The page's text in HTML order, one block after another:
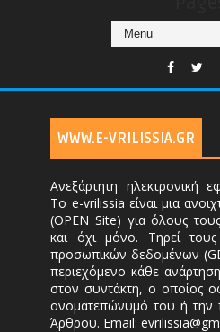
WWW.E-VRILISSIA.GR
Ανεξάρτητη ηλεκτρονική
Το e-vrilissia είναι μια
(OPEN Site) για όλους
και όχι μόνο. Τηρεί
προσωπικών δεδομένων
περιεχόμενο κάθε
στον συντάκτη, ο οποίος
ονοματεπώνυμό του ή την
Άρθρου. Email: